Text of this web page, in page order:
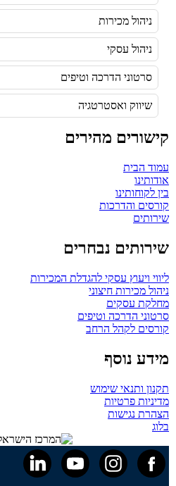
ניהול מכירות
ניהול עסקי
סרטוני הדרכה וטיפים
שיווק ואסטרטגיה
קישורים מהירים
עמוד הבית
אודותינו
בין לקוחותינו
קורסים והדרכות
שירותים
שירותים נבחרים
ליווי ויעוץ עסקי להגדלת המכירות
ניהול מכירות חיצוני
מחלקת עסקים
סרטוני הדרכה וטיפים
קורסים לקהל הרחב
מידע נוסף
תקנון ותנאי שימוש
מדיניות פרטיות
הצהרת נגישות
בלוג